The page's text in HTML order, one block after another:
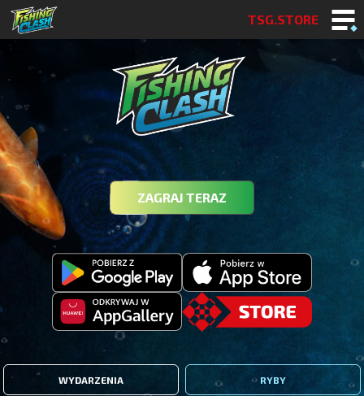
TSG.STORE
ZAGRAJ TERAZ
WYDARZENIA RYBY